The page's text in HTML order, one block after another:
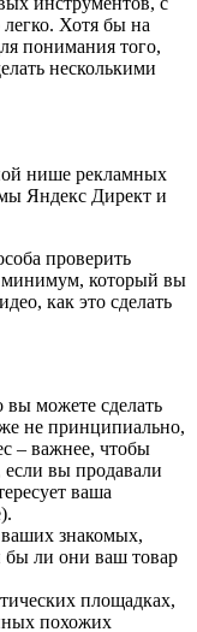
Хотя бы на
понимания того,
несколькими
нише рекламных
Яндекс Директ и
проверить
минимум, который вы
как это сделать
можете сделать
не принципиально,
– важнее, чтобы
вы продавали
ваша
знакомых,
бы ли они ваш товар
площадках,
похожих